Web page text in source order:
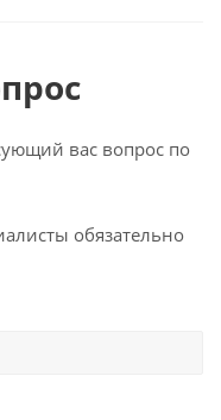
вас вопрос по
обязательно